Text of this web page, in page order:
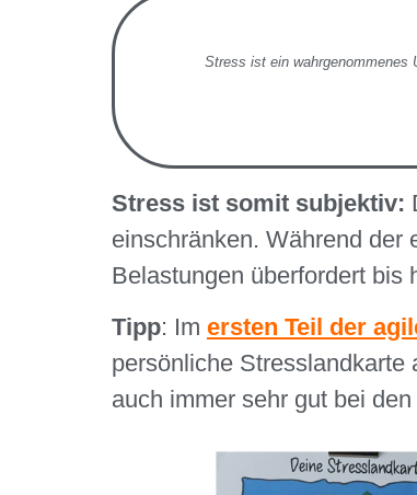
Stress ist ein wahrgenommenes
Stress ist somit subjektiv:
einschränken. Während der
Belastungen überfordert bis
Tipp: Im ersten Teil der
persönliche Stresslandkarte
auch immer sehr gut bei